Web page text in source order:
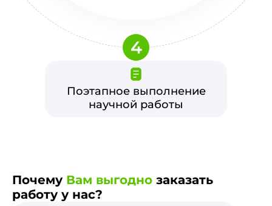
Поэтапное выполнение
научной работы
4
Почему Вам выгодно заказать
работу у нас?